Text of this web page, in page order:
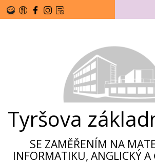
Tyršova
SE ZAMĚŘENÍM NA
INFORMATIKU, ANGLICKÝ A